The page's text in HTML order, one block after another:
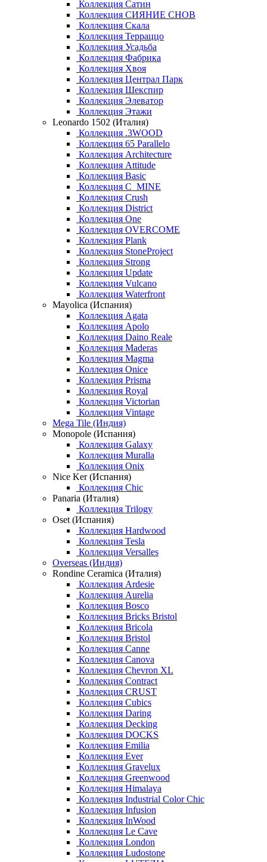
Коллекция Сатин
Коллекция СИЯНИЕ СНОВ
Коллекция Скала
Коллекция Терраццо
Коллекция Усадьба
Коллекция Фабрика
Коллекция Хвоя
Коллекция Централ Парк
Коллекция Шекспир
Коллекция Элеватор
Коллекция Этажи
Leonardo 1502 (Италия)
Коллекция .3WOOD
Коллекция 65 Parallelo
Коллекция Architecture
Коллекция Attitude
Коллекция Basic
Коллекция C_MINE
Коллекция Crush
Коллекция District
Коллекция One
Коллекция OVERCOME
Коллекция Plank
Коллекция StoneProject
Коллекция Strong
Коллекция Update
Коллекция Vulcano
Коллекция Waterfront
Mayolica (Испания)
Коллекция Agata
Коллекция Apolo
Коллекция Daino Reale
Коллекция Maderas
Коллекция Magma
Коллекция Onice
Коллекция Prisma
Коллекция Royal
Коллекция Victorian
Коллекция Vintage
Mega Tile (Индия)
Monopole (Испания)
Коллекция Galaxy
Коллекция Muralla
Коллекция Onix
Nice Ker (Испания)
Коллекция Chic
Panaria (Италия)
Коллекция Trilogy
Oset (Испания)
Коллекция Hardwood
Коллекция Tesla
Коллекция Versalles
Overseas (Индия)
Rondine Ceramica (Италия)
Коллекция Ardesie
Коллекция Aurelia
Коллекция Bosco
Коллекция Bricks Bristol
Коллекция Bricola
Коллекция Bristol
Коллекция Canne
Коллекция Canova
Коллекция Chevron XL
Коллекция Contract
Коллекция CRUST
Коллекция Cubics
Коллекция Daring
Коллекция Decking
Коллекция DOCKS
Коллекция Emilia
Коллекция Ever
Коллекция Gravelux
Коллекция Greenwood
Коллекция Himalaya
Коллекция Industrial Color Chic
Коллекция Infusion
Коллекция InWood
Коллекция Le Cave
Коллекция London
Коллекция Ludostone